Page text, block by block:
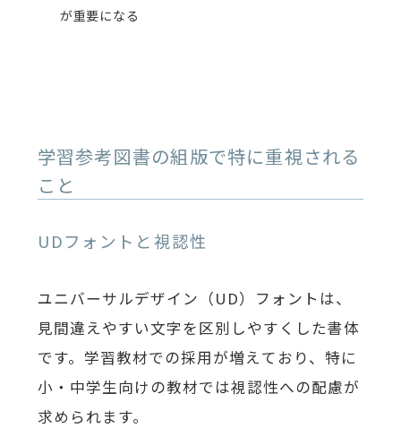
が重要になる
学習参考図書の組版で特に重視される
こと
UDフォントと視認性
ユニバーサルデザイン（UD）フォントは、
見間違えやすい文字を区別しやすくした書体
です。学習教材での採用が増えており、特に
小・中学生向けの教材では視認性への配慮が
求められます。